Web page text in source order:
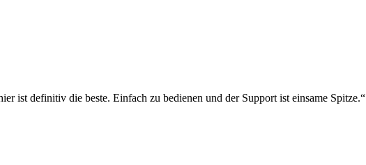
ist definitiv die beste. Einfach zu bedienen und der Support ist einsame Spitze.“